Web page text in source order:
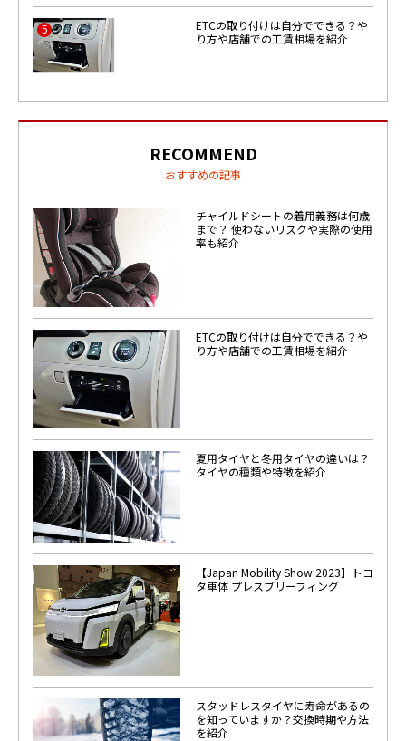
5
ETCの取り付けは自分でできる？や
り方や店舗での工賃相場を紹介
RECOMMEND
おすすめの記事
チャイルドシートの着用義務は何歳
まで？ 使わないリスクや実際の使用
率も紹介
ETCの取り付けは自分でできる？や
り方や店舗での工賃相場を紹介
夏用タイヤと冬用タイヤの違いは？
タイヤの種類や特徴を紹介
【Japan Mobility Show 2023】トヨ
タ車体 プレスブリーフィング
スタッドレスタイヤに寿命があるの
を知っていますか？交換時期や方法
を紹介